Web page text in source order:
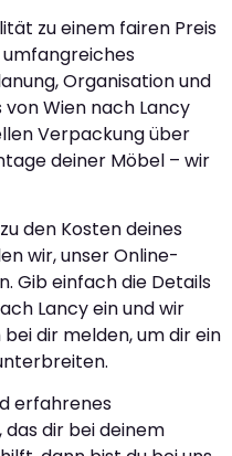
zu einem fairen Preis
Organisation und
Wien nach Lancy
Verpackung über
deiner Möbel – wir
den Kosten deines
wir, unser Online-
Gib einfach die Details
Lancy ein und wir
dir melden, um dir ein
erfahrenes
dir bei deinem